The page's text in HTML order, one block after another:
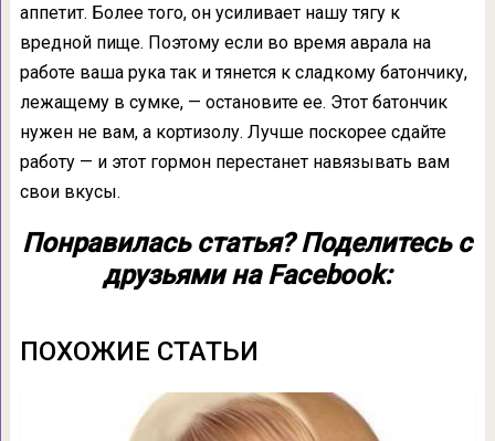
аппетит. Более того, он усиливает нашу тягу к
вредной пище. Поэтому если во время аврала на
работе ваша рука так и тянется к сладкому батончику,
лежащему в сумке, — остановите ее. Этот батончик
нужен не вам, а кортизолу. Лучше поскорее сдайте
работу — и этот гормон перестанет навязывать вам
свои вкусы.
Понравилась статья? Поделитесь с
друзьями на Facebook:
ПОХОЖИЕ СТАТЬИ